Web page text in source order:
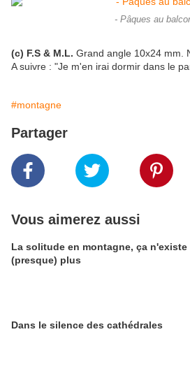
- Pâques au
(c) F.S & M.L. Grand angle 10x24 mm.
A suivre : "Je m'en irai dormir dans le
#montagne
Partager
Vous aimerez aussi
La solitude en montagne, ça n'existe
(presque) plus
Dans le silence des cathédrales